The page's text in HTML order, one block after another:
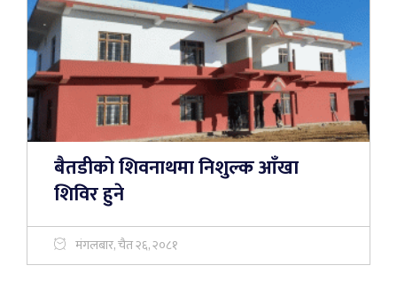
बैतडीको शिवनाथमा निशुल्क आँखा
शिविर हुने
मंगलबार, चैत २६, २०८१